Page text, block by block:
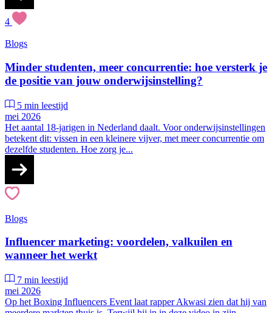
4
Blogs
Minder studenten, meer concurrentie: hoe versterk je
de positie van jouw onderwijsinstelling?
5 min leestijd
mei 2026
Het aantal 18-jarigen in Nederland daalt. Voor onderwijsinstellingen
betekent dit: vissen in een kleinere vijver, met meer concurrentie om
dezelfde studenten. Hoe zorg je...
Blogs
Influencer marketing: voordelen, valkuilen en
wanneer het werkt
7 min leestijd
mei 2026
Op het Boxing Influencers Event laat rapper Akwasi zien dat hij van